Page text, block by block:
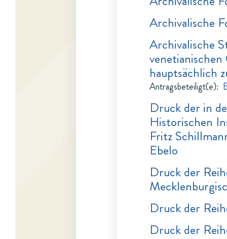
Archivalische
Archivalische
hauptsächlich
Antragsbeteiligt(e):
Druck der in
Historischen
Fritz
Ebelo
Druck der
Druck der
Druck der